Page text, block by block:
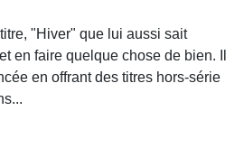
"Hiver" que lui aussi sait
en faire quelque chose de bien. Il
en offrant des titres hors-série